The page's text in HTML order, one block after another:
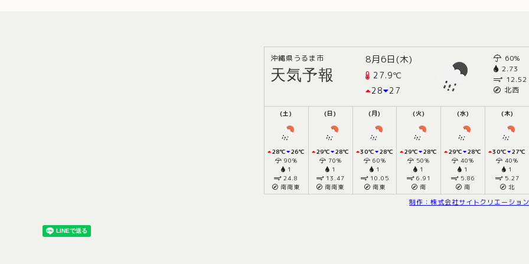
沖縄県うるま市
天気予報
8月6日(木)
27.9℃
28
27
60%
2.73
12.52
北西
(土)
28℃
26℃
90%
1
24.8
南南東
(日)
29℃
28℃
70%
1
13.47
南南東
(月)
30℃
28℃
60%
1
10.05
南東
(火)
29℃ 28℃
50%
1
6.91
南
(水)
29℃ 28℃
40%
1
5.86
南
(木)
30℃ 27℃
40%
1
5.27
北
制作：株式会社サイトクリエーション